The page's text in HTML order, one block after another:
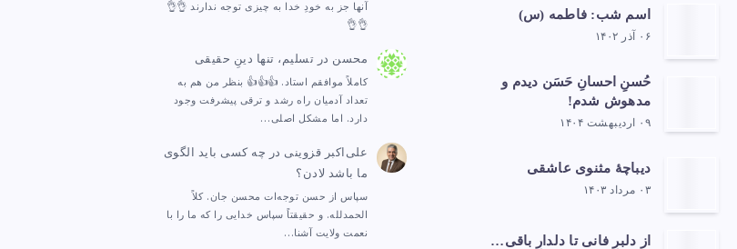
اسم شب: فاطمه (س)
۰۶ آذر ۱۴۰۲
حُسنِ احسانِ حَسَن دیدم و
مدهوش شدم!
۰۹ اردیبهشت ۱۴۰۴
دیباچهٔ مثنوی عاشقی
۰۳ مرداد ۱۴۰۳
از دلبرِ فانی تا دلدارِ باقی…
آنها جز به خودِ خدا به چیزی توجه ندارند 👌👌
👌👌
محسن در تسلیم، تنها دینِ حقیقی
کاملاً موافقم استاد. 👍👍👍 بنظر من هم به
تعداد آدمیان راه رشد و ترقی پیشرفت وجود
دارد. اما مشکل اصلی…
علی‌اکبر قزوینی در چه کسی باید الگوی
ما باشد لادن؟
سپاس از حسن توجه‌ات محسن جان. کلاً
الحمدلله. و حقیقتاً سپاس خدایی را که ما را با
نعمت ولایت آشنا…